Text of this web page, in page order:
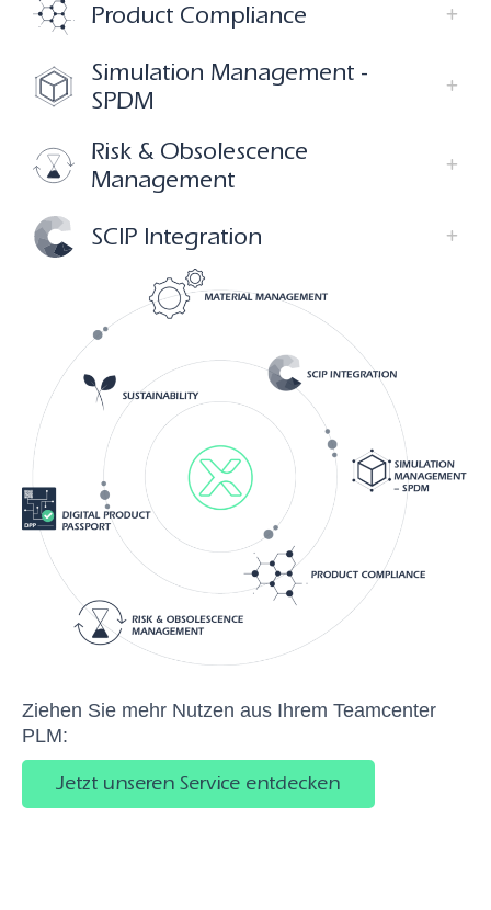
Product Compliance
Simulation Management -
SPDM
Risk & Obsolescence
Management
SCIP Integration
Ziehen Sie mehr Nutzen aus Ihrem Teamcenter
PLM:
Jetzt unseren Service entdecken